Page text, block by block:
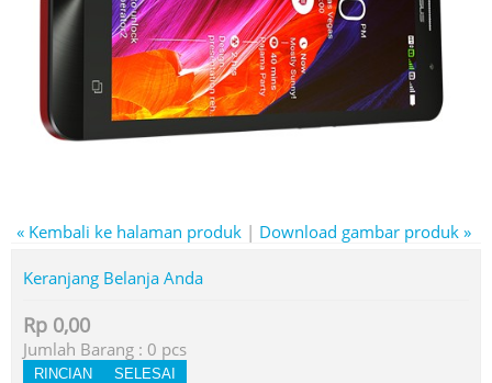
« Kembali ke halaman produk | Download gambar produk »
Keranjang Belanja Anda
Rp 0,00
Jumlah Barang : 0 pcs
RINCIAN SELESAI